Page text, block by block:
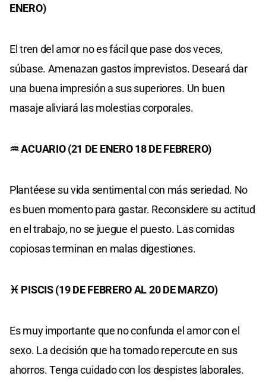
ENERO)
El tren del amor no es fácil que pase dos veces,
súbase. Amenazan gastos imprevistos. Deseará dar
una buena impresión a sus superiores. Un buen
masaje aliviará las molestias corporales.
♒ ACUARIO (21 DE ENERO 18 DE FEBRERO)
Plantéese su vida sentimental con más seriedad. No
es buen momento para gastar. Reconsidere su actitud
en el trabajo, no se juegue el puesto. Las comidas
copiosas terminan en malas digestiones.
♓ PISCIS (19 DE FEBRERO AL 20 DE MARZO)
Es muy importante que no confunda el amor con el
sexo. La decisión que ha tomado repercute en sus
ahorros. Tenga cuidado con los despistes laborales.